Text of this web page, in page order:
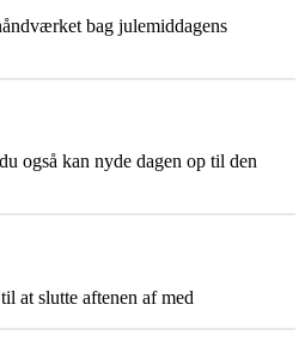
bag julemiddagens
også kan nyde dagen op til den
at slutte aftenen af med